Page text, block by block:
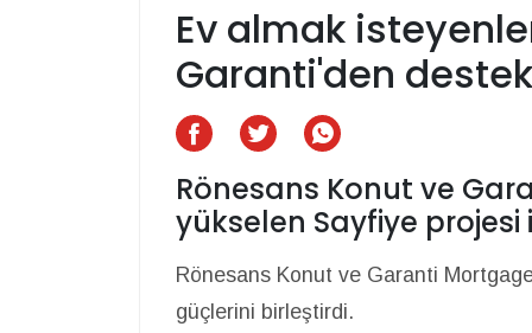
Ev almak
Garanti'den
Rönesans Konut ve
yükselen Sayfiye
Rönesans Konut ve Garanti
güçlerini birleştirdi.